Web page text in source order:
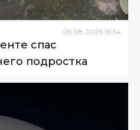
06.08.2026 16:54
спас
подростка